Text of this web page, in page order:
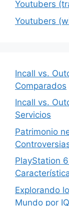
Youtubers
Youtubers
Incall vs.
Comparados
Incall vs.
Servicios
Patrimonio
PlayStation
Explorando
Mundo por IQ